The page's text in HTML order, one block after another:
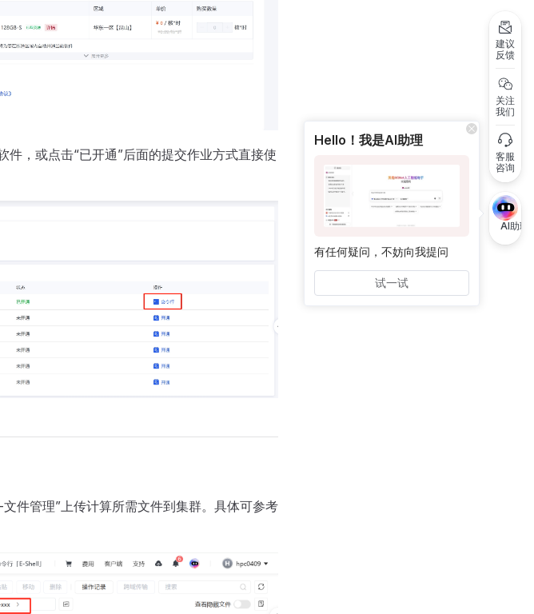
建议
反馈
关注
我们
客服
咨询
AI助理
，或点击“已开通”后面的提交作业方式直接使
件管理”上传计算所需文件到集群。具体可参考
Hello！我是AI助理
有任何疑问，不妨向我提问
试一试